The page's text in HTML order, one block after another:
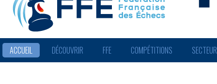
ACCUEIL DÉCOUVRIR FFE COMPÉTITIONS